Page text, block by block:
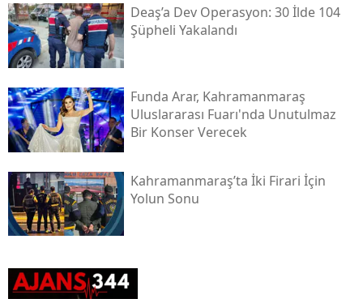
Deaş’a Dev Operasyon: 30 İlde 104
Şüpheli Yakalandı
Funda Arar, Kahramanmaraş
Uluslararası Fuarı'nda Unutulmaz
Bir Konser Verecek
Kahramanmaraş’ta İki Firari İçin
Yolun Sonu